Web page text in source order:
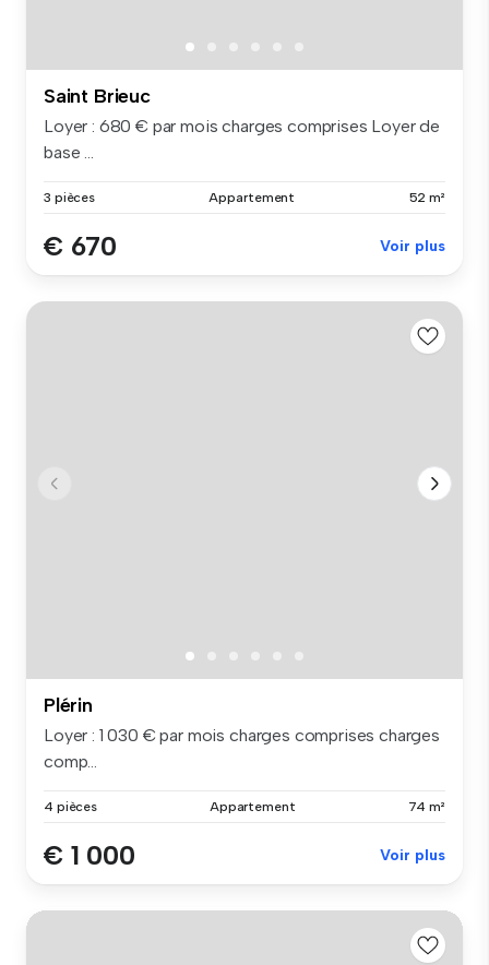
Saint Brieuc
Loyer : 680 € par mois charges comprises Loyer de
base ...
3 pièces Appartement 52 m²
€ 670 Voir plus
Plérin
Loyer : 1 030 € par mois charges comprises charges
comp...
4 pièces Appartement 74 m²
€ 1 000 Voir plus